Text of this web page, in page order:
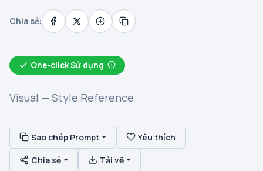
Chia sẻ:
One-click Sử dụng
Visual — Style Reference
Sao chép Prompt Yêu thích
Chia sẻ Tải về